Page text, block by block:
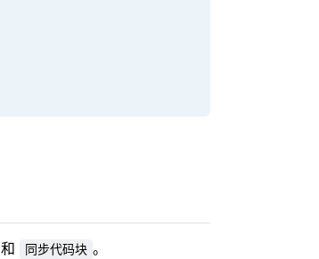
和 同步代码块 。